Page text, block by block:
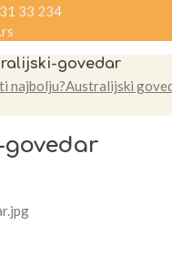
33 234
govedar
najbolju?Australijski